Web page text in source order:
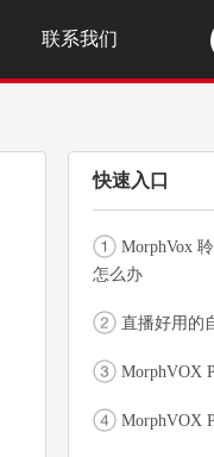
联系我们
快速入口
MorphVox
怎么办
直播好用的
MorphVOX
MorphVOX